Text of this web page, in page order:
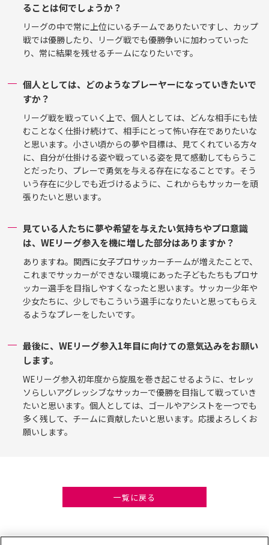
ることは何でしょうか？
リーグの中で常に上位にいるチームでありたいですし、カップ
戦では優勝したり、リーグ戦でも優勝争いに加わっていった
り、常に結果を残せるチームになりたいです。
個人としては、どのようなプレーヤーになっていきたいで
すか？
リーグ戦を戦っていく上で、個人としては、どんな相手にも怯
むことなく仕掛け続けて、相手にとって怖い存在でありたいな
と思います。小さい頃からの夢や目標は、見てくれている方々
に、自分が仕掛ける姿や戦っている姿を見て感動してもらうこ
とだったり、プレーで勇気を与える存在になることです。そう
いう存在に少しでも近づけるように、これからもサッカーを頑
張りたいと思います。
見ている人たちに夢や希望を与えたい気持ちやプロ意識
は、WEリーグ参入を機に増した部分はありますか？
ありますね。関西に女子プロサッカーチームが増えたことで、
これまでサッカーができない環境にあった子どもたちもプロサ
ッカー選手を目指しやすくなったと思います。サッカー少年や
少女たちに、少しでもこういう選手になりたいと思ってもらえ
るようなプレーをしたいです。
最後に、WEリーグ参入1年目に向けての意気込みをお願い
します。
WEリーグ参入初年度から旋風を巻き起こせるように、セレッ
ソらしいアグレッシブなサッカーで優勝を目指して戦っていき
たいと思います。個人としては、ゴールやアシストを一つでも
多く残して、チームに貢献したいと思います。応援よろしくお
願いします。
一覧に戻る